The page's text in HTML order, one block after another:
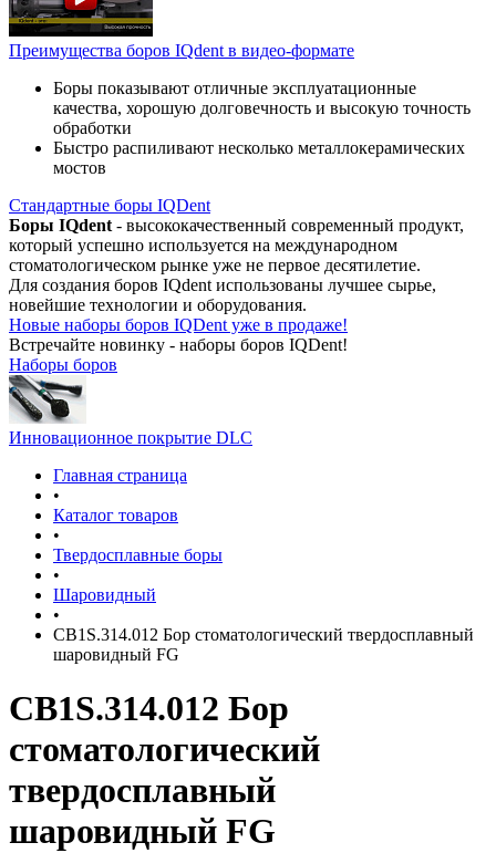
Преимущества боров IQdent в видео-формате
Боры показывают отличные эксплуатационные
качества, хорошую долговечность и высокую точность
обработки
Быстро распиливают несколько металлокерамических
мостов
Стандартные боры IQDent
Боры IQdent - высококачественный современный продукт,
который успешно используется на международном
стоматологическом рынке уже не первое десятилетие.
Для создания боров IQdent использованы лучшее сырье,
новейшие технологии и оборудования.
Новые наборы боров IQDent уже в продаже!
Встречайте новинку - наборы боров IQDent!
Наборы боров
Инновационное покрытие DLC
Главная страница
•
Каталог товаров
•
Твердосплавные боры
•
Шаровидный
•
CB1S.314.012 Бор стоматологический твердосплавный
шаровидный FG
CB1S.314.012 Бор
стоматологический
твердосплавный
шаровидный FG